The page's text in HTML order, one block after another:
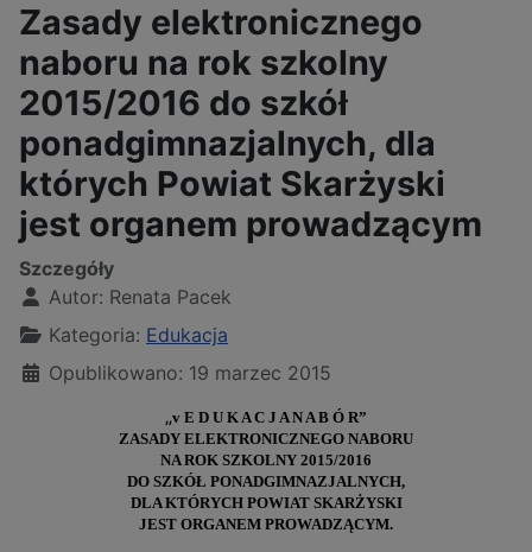
Zasady elektronicznego
naboru na rok szkolny
2015/2016 do szkół
ponadgimnazjalnych, dla
których Powiat Skarżyski
jest organem prowadzącym
Szczegóły
Autor: Renata Pacek
Kategoria: Edukacja
Opublikowano: 19 marzec 2015
„v E D U K A C J A N A B Ó R”
ZASADY ELEKTRONICZNEGO NABORU
NA ROK SZKOLNY 2015/2016
DO SZKÓŁ PONADGIMNAZJALNYCH,
DLA KTÓRYCH POWIAT SKARŻYSKI
JEST ORGANEM PROWADZĄCYM.